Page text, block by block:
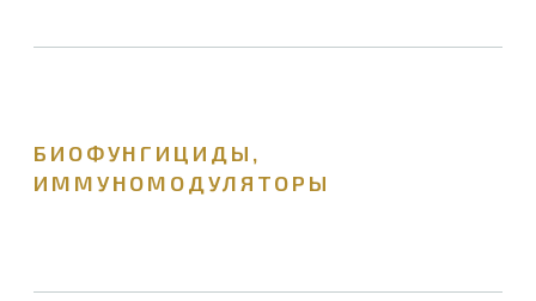
БИОФУНГИЦИДЫ,
ИММУНОМОДУЛЯТОРЫ